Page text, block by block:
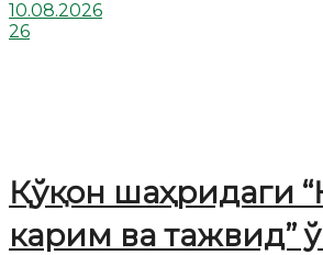
10.08.2026
26
Қўқон шаҳридаги
карим ва тажвид”